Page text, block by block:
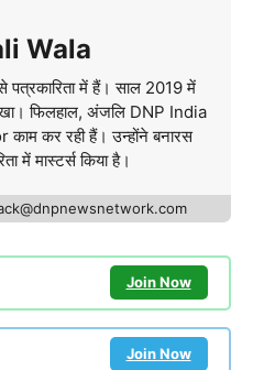
Wala
पत्रकारिता में हैं। साल 2019 में
फिलहाल, अंजलि DNP India
कर रही हैं। उन्होंने बनारस
में मास्टर्स किया है।
Join Now
Join Now